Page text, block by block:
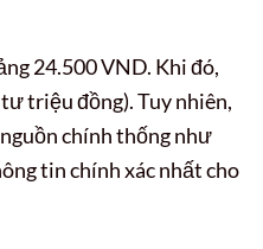
24.500 VND. Khi đó,
triệu đồng). Tuy nhiên,
chính thống như
tin chính xác nhất cho